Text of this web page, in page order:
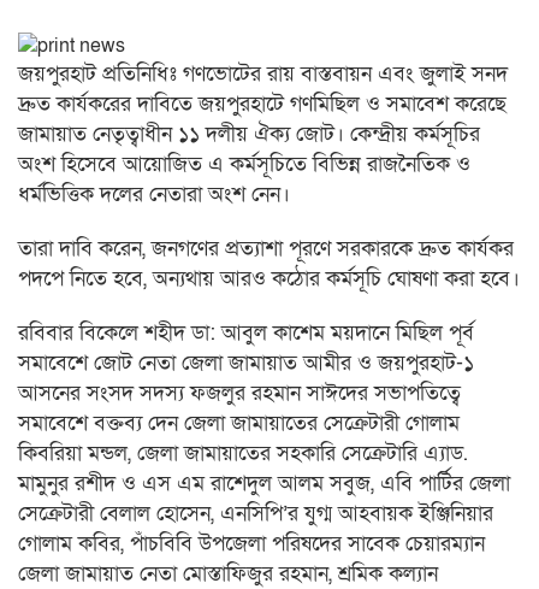
জয়পুরহাট প্রতিনিধিঃ গণভোটের রায় বাস্তবায়ন এবং জুলাই সনদ
দ্রুত কার্যকরের দাবিতে জয়পুরহাটে গণমিছিল ও সমাবেশ করেছে
জামায়াত নেতৃত্বাধীন ১১ দলীয় ঐক্য জোট। কেন্দ্রীয় কর্মসূচির
অংশ হিসেবে আয়োজিত এ কর্মসূচিতে বিভিন্ন রাজনৈতিক ও
ধর্মভিত্তিক দলের নেতারা অংশ নেন।
তারা দাবি করেন, জনগণের প্রত্যাশা পূরণে সরকারকে দ্রুত কার্যকর
পদপে নিতে হবে, অন্যথায় আরও কঠোর কর্মসূচি ঘোষণা করা হবে।
রবিবার বিকেলে শহীদ ডা: আবুল কাশেম ময়দানে মিছিল পূর্ব
সমাবেশে জোট নেতা জেলা জামায়াত আমীর ও জয়পুরহাট-১
আসনের সংসদ সদস্য ফজলুর রহমান সাঈদের সভাপতিত্বে
সমাবেশে বক্তব্য দেন জেলা জামায়াতের সেক্রেটারী গোলাম
কিবরিয়া মন্ডল, জেলা জামায়াতের সহকারি সেক্রেটারি এ্যাড.
মামুনুর রশীদ ও এস এম রাশেদুল আলম সবুজ, এবি পার্টির জেলা
সেক্রেটারী বেলাল হোসেন, এনসিপি’র যুগ্ম আহবায়ক ইঞ্জিনিয়ার
গোলাম কবির, পাঁচবিবি উপজেলা পরিষদের সাবেক চেয়ারম্যান
জেলা জামায়াত নেতা মোস্তাফিজুর রহমান, শ্রমিক কল্যান